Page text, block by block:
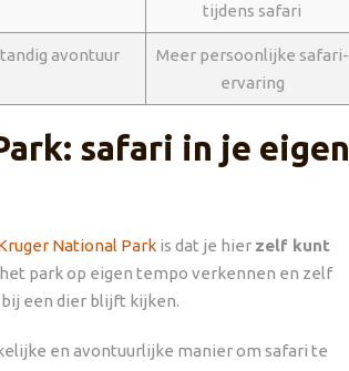
tijdens safari
avontuur
Meer persoonlijke safari-
ervaring
safari in je eigen
National Park is dat je hier zelf kunt
park op eigen tempo verkennen en zelf
een dier blijft kijken.
en avontuurlijke manier om safari te